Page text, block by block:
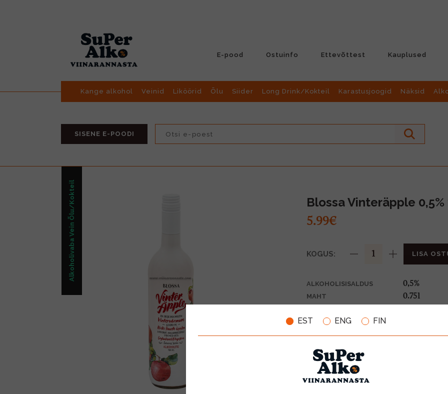
EST ENG FIN
E-pood Ostuinfo Ettevõttest Kauplused
Kange alkohol Veinid Liköörid Õlu Siider Long Drink/Kokteil Karastusjoogid Näksid
SISENE E-POODI
Alkoholivaba Vein Õlu/Kokteil Blossa Vinteräpple 0,5%
5.99€
KOGUS: LISA
ALKOHOLISISALDUS 0,5%
MAHT 0.75l
TOOTE LIIK
PANT
KOOD
KOGUS KASTIS